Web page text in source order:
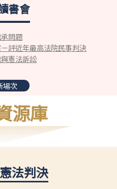
書會
問題
評近年最高法院民事判決
憲法訴訟
場次
源庫
法判決